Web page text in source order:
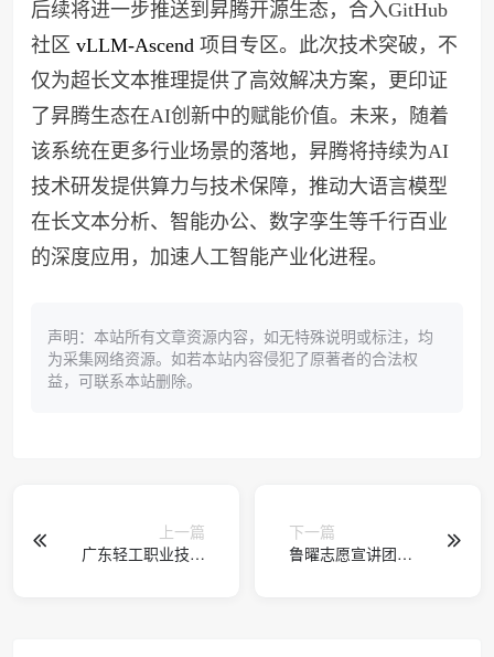
后续将进一步推送到昇腾开源生态，合入GitHub
社区 vLLM-Ascend 项目专区。此次技术突破，不
仅为超长文本推理提供了高效解决方案，更印证
了昇腾生态在AI创新中的赋能价值。未来，随着
该系统在更多行业场景的落地，昇腾将持续为AI
技术研发提供算力与技术保障，推动大语言模型
在长文本分析、智能办公、数字孪生等千行百业
的深度应用，加速人工智能产业化进程。
声明：本站所有文章资源内容，如无特殊说明或标注，均
为采集网络资源。如若本站内容侵犯了原著者的合法权
益，可联系本站删除。
上一篇
广东轻工职业技术
下一篇
鲁曜志愿宣讲团：